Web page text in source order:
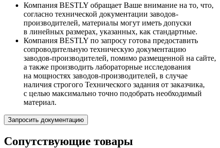
Компания BESTLY обращает Ваше внимание на то, что,
согласно технической документации заводов-
производителей, материалы могут иметь допуски
в линейных размерах, указанных, как стандартные.
Компания BESTLY по запросу готова предоставить
сопроводительную техническую документацию
заводов-производителей, помимо размещенной на сайте,
а также производить лабораторные исследования
на мощностях заводов-производителей, в случае
наличия строгого Технического задания от заказчика,
с целью максимально точно подобрать необходимый
материал.
Запросить документацию
Сопутствующие товары